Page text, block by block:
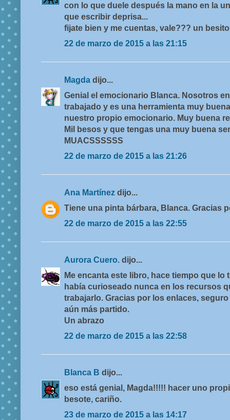
con lo que duele después la mano en la
que escribir deprisa...
fijate bien y me cuentas, vale??? un
22 de marzo de 2015 a las 21:15
Magda dijo...
Genial el emocionario Blanca. Nosotros
trabajado y es una herramienta muy
nuestro propio emocionario. Muy buena
Mil besos y que tengas una muy buena
MUACSSSSSS
22 de marzo de 2015 a las 21:26
Ana Martínez dijo...
Tiene una pinta bárbara, Blanca. Gracias
22 de marzo de 2015 a las 22:55
Aurora Cuero. dijo...
Me encanta este libro, hace tiempo que lo
había curioseado nunca en los recursos
trabajarlo. Gracias por los enlaces,
aún más partido.
Un abrazo
22 de marzo de 2015 a las 22:58
Blanca B dijo...
eso está genial, Magda!!!!! hacer uno
besote, cariño.
23 de marzo de 2015 a las 14:17